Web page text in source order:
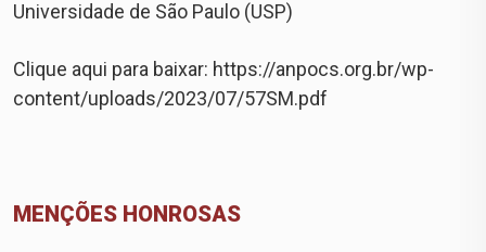
Universidade de São Paulo (USP)
Clique aqui para baixar: https://anpocs.org.br/wp-
content/uploads/2023/07/57SM.pdf
MENÇÕES HONROSAS